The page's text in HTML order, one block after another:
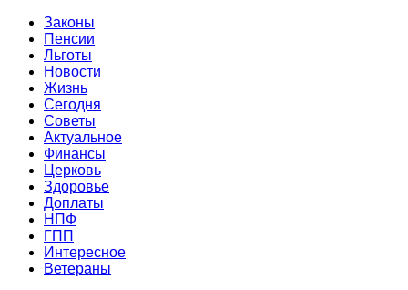
Законы
Пенсии
Льготы
Новости
Жизнь
Сегодня
Советы
Актуальное
Финансы
Церковь
Здоровье
Доплаты
НПФ
ГПП
Интересное
Ветераны